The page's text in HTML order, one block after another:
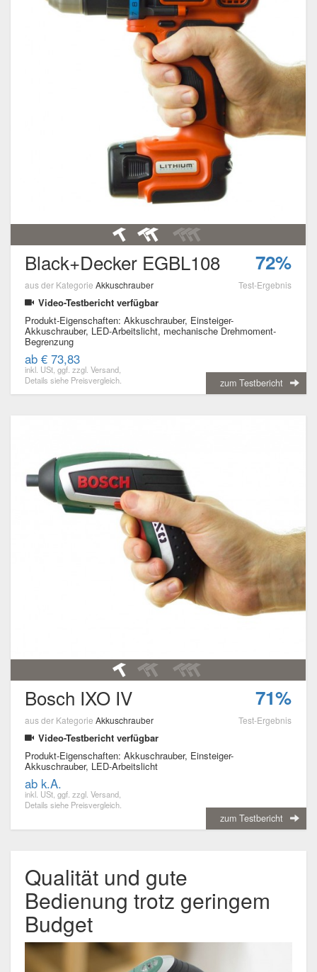
Black+Decker EGBL108 72%
aus der Kategorie Akkuschrauber Test-Ergebnis
Video-Testbericht verfügbar
Produkt-Eigenschaften: Akkuschrauber, Einsteiger-
Akkuschrauber, LED-Arbeitslicht, mechanische Drehmoment-
Begrenzung
ab € 73,83
inkl. USt, ggf. zzgl. Versand,
Details siehe Preisvergleich.
zum Testbericht
Bosch IXO IV 71%
aus der Kategorie Akkuschrauber Test-Ergebnis
Video-Testbericht verfügbar
Produkt-Eigenschaften: Akkuschrauber, Einsteiger-
Akkuschrauber, LED-Arbeitslicht
ab k.A.
inkl. USt, ggf. zzgl. Versand,
Details siehe Preisvergleich.
zum Testbericht
Qualität und gute
Bedienung trotz geringem
Budget